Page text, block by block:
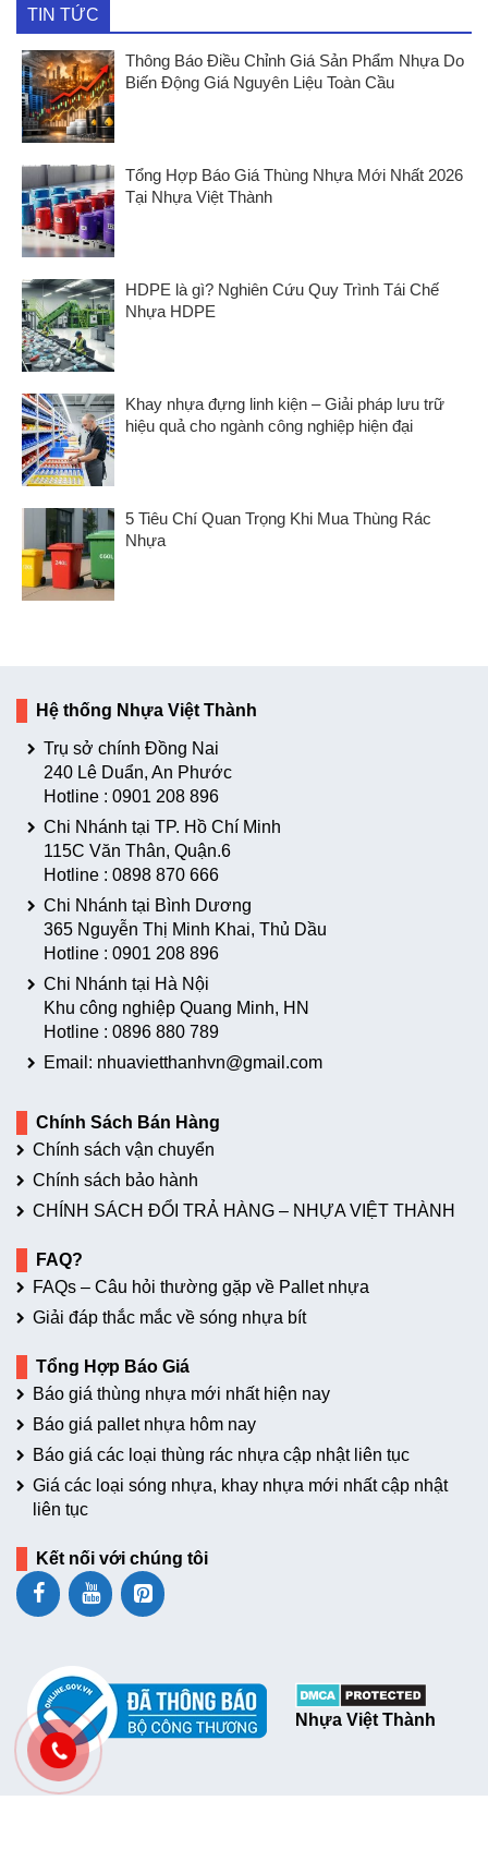
TIN TỨC
Thông Báo Điều Chỉnh Giá Sản Phẩm Nhựa Do
Biến Động Giá Nguyên Liệu Toàn Cầu
Tổng Hợp Báo Giá Thùng Nhựa Mới Nhất 2026
Tại Nhựa Việt Thành
HDPE là gì? Nghiên Cứu Quy Trình Tái Chế
Nhựa HDPE
Khay nhựa đựng linh kiện – Giải pháp lưu trữ
hiệu quả cho ngành công nghiệp hiện đại
5 Tiêu Chí Quan Trọng Khi Mua Thùng Rác
Nhựa
Hệ thống Nhựa Việt Thành
Trụ sở chính Đồng Nai
240 Lê Duẩn, An Phước
Hotline : 0901 208 896
Chi Nhánh tại TP. Hồ Chí Minh
115C Văn Thân, Quận.6
Hotline : 0898 870 666
Chi Nhánh tại Bình Dương
365 Nguyễn Thị Minh Khai, Thủ Dầu
Hotline : 0901 208 896
Chi Nhánh tại Hà Nội
Khu công nghiệp Quang Minh, HN
Hotline : 0896 880 789
Email: nhuavietthanhvn@gmail.com
Chính Sách Bán Hàng
Chính sách vận chuyển
Chính sách bảo hành
CHÍNH SÁCH ĐỔI TRẢ HÀNG – NHỰA VIỆT THÀNH
FAQ?
FAQs – Câu hỏi thường gặp về Pallet nhựa
Giải đáp thắc mắc về sóng nhựa bít
Tổng Hợp Báo Giá
Báo giá thùng nhựa mới nhất hiện nay
Báo giá pallet nhựa hôm nay
Báo giá các loại thùng rác nhựa cập nhật liên tục
Giá các loại sóng nhựa, khay nhựa mới nhất cập nhật
liên tục
Kết nối với chúng tôi
Nhựa Việt Thành